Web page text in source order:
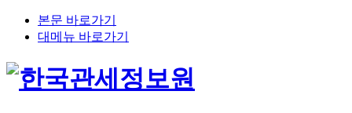
본문 바로가기
대메뉴 바로가기